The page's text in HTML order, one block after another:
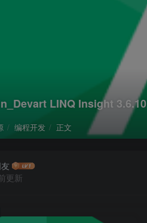
LINQ Insight
编程开发 正文
更新